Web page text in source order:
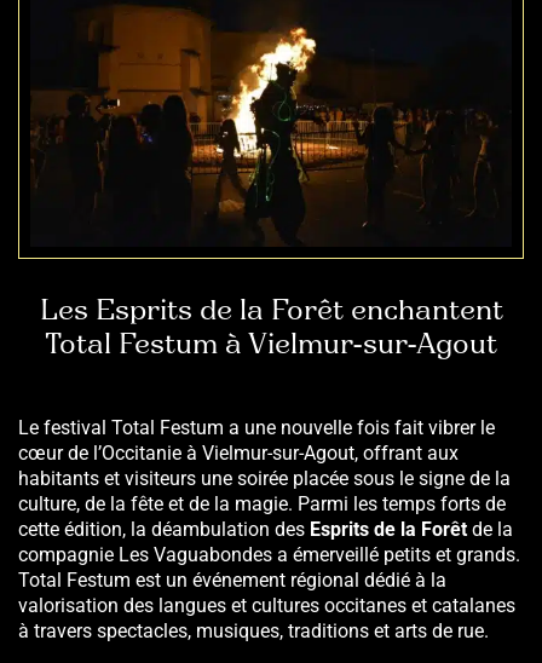
Les Esprits de la Forêt enchantent
Total Festum à Vielmur-sur-Agout
Le festival Total Festum a une nouvelle fois fait vibrer le
cœur de l’Occitanie à Vielmur-sur-Agout, offrant aux
habitants et visiteurs une soirée placée sous le signe de la
culture, de la fête et de la magie. Parmi les temps forts de
cette édition, la déambulation des Esprits de la Forêt de la
compagnie Les Vaguabondes a émerveillé petits et grands.
Total Festum est un événement régional dédié à la
valorisation des langues et cultures occitanes et catalanes
à travers spectacles, musiques, traditions et arts de rue.